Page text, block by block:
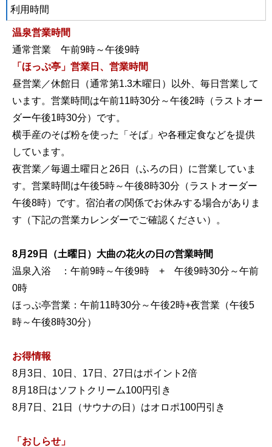
利用時間
温泉営業時間
通常営業 午前9時～午後9時
「ほっぷ亭」営業日、営業時間
昼営業／休館日（通常第1.3木曜日）以外、毎日営業して
います。営業時間は午前11時30分～午後2時（ラストオー
ダー午後1時30分）です。
横手産のそば粉を使った「そば」や各種定食などを提供
しています。
夜営業／毎週土曜日と26日（ふろの日）に営業していま
す。営業時間は午後5時～午後8時30分（ラストオーダー
午後8時）です。宿泊者の関係でお休みする場合がありま
す（下記の営業カレンダーでご確認ください）。
8月29日（土曜日）大曲の花火の日の営業時間
温泉入浴 ：午前9時～午後9時 + 午後9時30分～午前
0時
ほっぷ亭営業：午前11時30分～午後2時+夜営業（午後5
時～午後8時30分）
お得情報
8月3日、10日、17日、27日はポイント2倍
8月18日はソフトクリーム100円引き
8月7日、21日（サウナの日）はオロポ100円引き
「おしらせ」